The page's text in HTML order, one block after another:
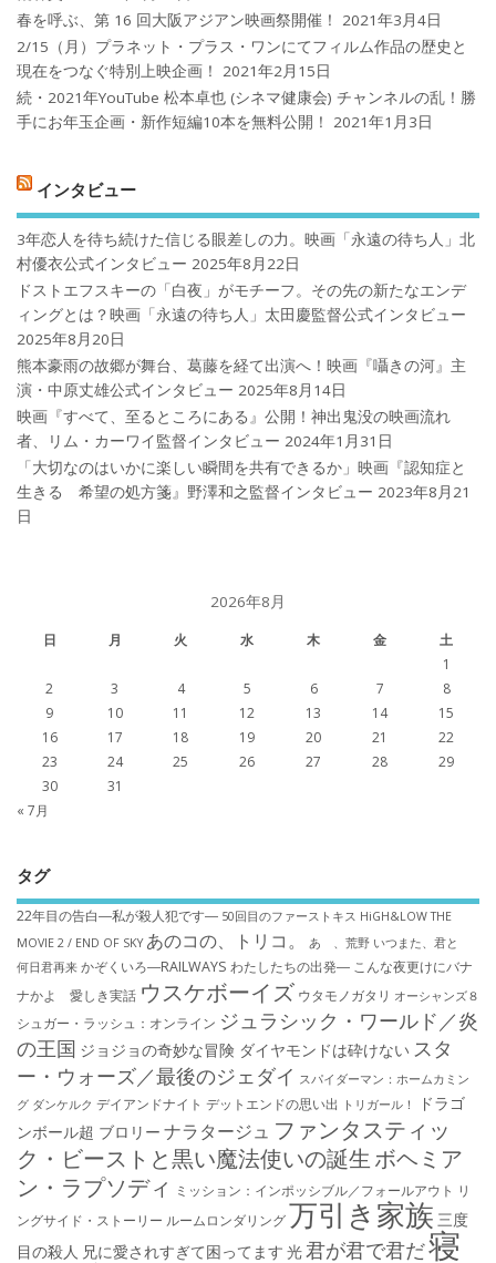
春を呼ぶ、第 16 回大阪アジアン映画祭開催！
2021年3月4日
2/15（月）プラネット・プラス・ワンにてフィルム作品の歴史と
現在をつなぐ特別上映企画！
2021年2月15日
続・2021年YouTube 松本卓也 (シネマ健康会) チャンネルの乱！勝
手にお年玉企画・新作短編10本を無料公開！
2021年1月3日
インタビュー
3年恋人を待ち続けた信じる眼差しの力。映画「永遠の待ち人」北
村優衣公式インタビュー 2025年8月22日
ドストエフスキーの「白夜」がモチーフ。その先の新たなエンデ
ィングとは？映画「永遠の待ち人」太田慶監督公式インタビュー
2025年8月20日
熊本豪雨の故郷が舞台、葛藤を経て出演へ！映画『囁きの河』主
演・中原丈雄公式インタビュー 2025年8月14日
映画『すべて、至るところにある』公開！神出鬼没の映画流れ
者、リム・カーワイ監督インタビュー 2024年1月31日
「大切なのはいかに楽しい瞬間を共有できるか」映画『認知症と
生きる 希望の処方箋』野澤和之監督インタビュー 2023年8月21
日
2026年8月
日 月 火 水 木 金
土
1
2
3 4 5 6 7
8
9
10 11 12 13 14
15
16
17 18 19 20 21
22
23
24 25 26 27 28
29
30
31
« 7月
タグ
22年目の告白―私が殺人犯です― 50回目のファーストキス HiGH&LOW THE
MOVIE 2 / END OF SKY あのコの、トリコ。 あゝ、荒野 いつまた、君と
何日君再来 かぞくいろ―RAILWAYS わたしたちの出発― こんな夜更けにバナ
ナかよ 愛しき実話 ウスケボーイズ ウタモノガタリ オーシャンズ８
シュガー・ラッシュ：オ​ンライン ジュラシック・ワールド／炎
の王国 ジョジョの奇妙な冒険 ダイヤモンドは砕けない スタ
ー・ウォーズ／最後のジェダイ スパイダーマン：ホームカミン
グ ダンケルク デイアンドナイト デットエンドの思い出 トリガール！
ドラゴ
ンボール超 ブロリー ナラタージュ ファンタスティッ
ク・ビーストと黒い魔法使いの誕生 ボヘミア
ン・ラプソディ ミッション：インポッシブル／フォールアウト リ
ングサイド・ストーリー ルームロンダリング万引き家族 三度
目の殺人 兄に愛されすぎて困ってます 光君が君で君だ寝